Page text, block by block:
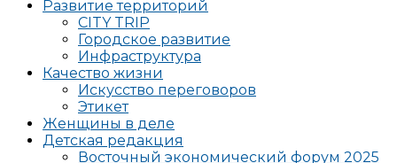
Развитие территорий
CITY TRIP
Городское развитие
Инфраструктура
Качество жизни
Искусство переговоров
Этикет
Женщины в деле
Детская редакция
Восточный экономический форум 2025